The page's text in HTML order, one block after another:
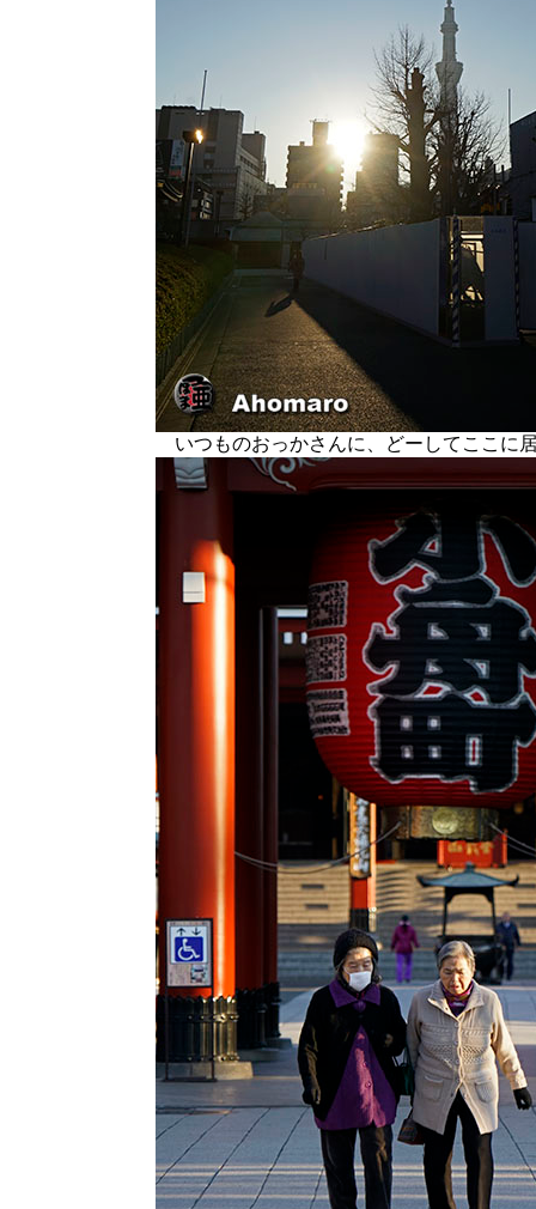
いつものおっかさんに、どーしてここに